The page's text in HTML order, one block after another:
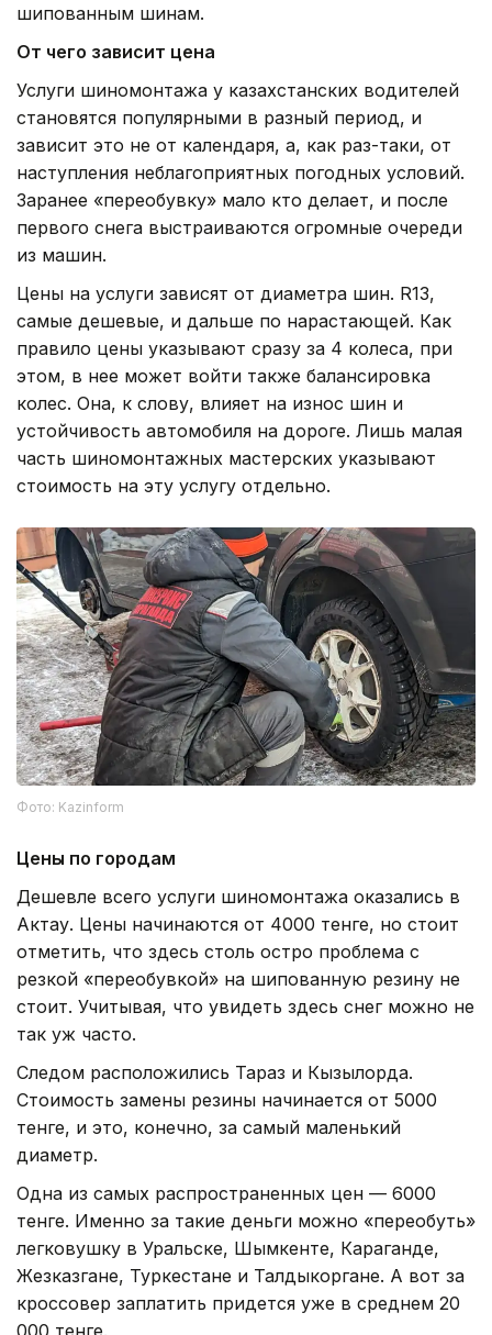
шипованным шинам.
От чего зависит цена
Услуги шиномонтажа у казахстанских водителей
становятся популярными в разный период, и
зависит это не от календаря, а, как раз-таки, от
наступления неблагоприятных погодных условий.
Заранее «переобувку» мало кто делает, и после
первого снега выстраиваются огромные очереди
из машин.
Цены на услуги зависят от диаметра шин. R13,
самые дешевые, и дальше по нарастающей. Как
правило цены указывают сразу за 4 колеса, при
этом, в нее может войти также балансировка
колес. Она, к слову, влияет на износ шин и
устойчивость автомобиля на дороге. Лишь малая
часть шиномонтажных мастерских указывают
стоимость на эту услугу отдельно.
Фото: Kazinform
Цены по городам
Дешевле всего услуги шиномонтажа оказались в
Актау. Цены начинаются от 4000 тенге, но стоит
отметить, что здесь столь остро проблема с
резкой «переобувкой» на шипованную резину не
стоит. Учитывая, что увидеть здесь снег можно не
так уж часто.
Следом расположились Тараз и Кызылорда.
Стоимость замены резины начинается от 5000
тенге, и это, конечно, за самый маленький
диаметр.
Одна из самых распространенных цен — 6000
тенге. Именно за такие деньги можно «переобуть»
легковушку в Уральске, Шымкенте, Караганде,
Жезказгане, Туркестане и Талдыкоргане. А вот за
кроссовер заплатить придется уже в среднем 20
000 тенге.